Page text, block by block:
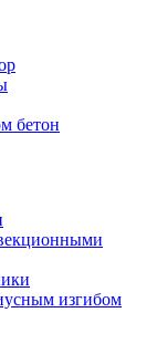
бетон
изгибом